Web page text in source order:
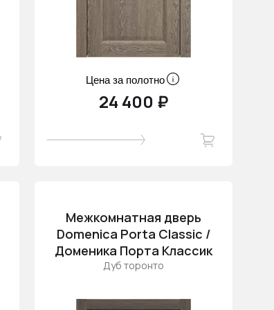
Цена за полотно
24 400 ₽
Межкомнатная дверь
Domenica Porta Classic /
Доменика Порта Классик
Дуб торонто